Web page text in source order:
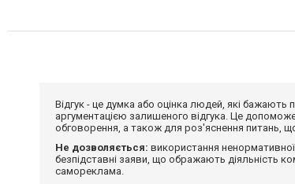
Відгук - це думка або оцінка людей, які
аргументацією залишеного відгука. Це
обговорення, а також для роз'яснення питань,
Не дозволяється: використання
безпідставні заяви, що ображають діяльність
самореклама.